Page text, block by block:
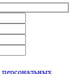
персональных